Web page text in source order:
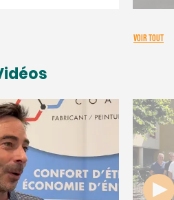
VOIR TOUT